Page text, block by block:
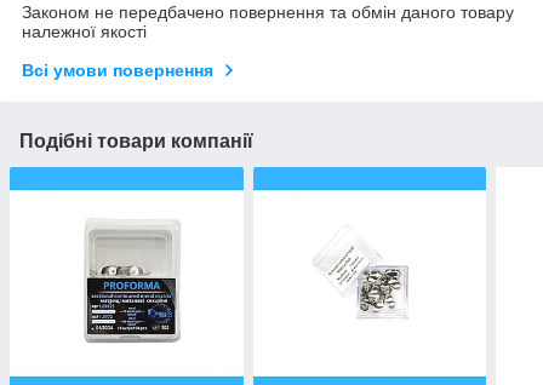
Законом не передбачено повернення та обмін даного товару
належної якості
Всі умови повернення
Подібні товари компанії